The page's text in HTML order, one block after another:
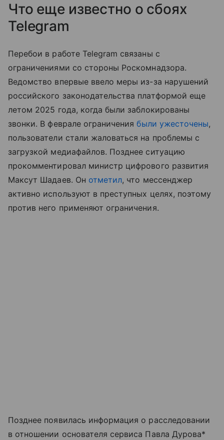
Что еще известно о сбоях
Telegram
Перебои в работе Telegram связаны с
ограничениями со стороны Роскомнадзора.
Ведомство впервые ввело меры из-за нарушений
российского законодательства платформой еще
летом 2025 года, когда были заблокированы
звонки. В феврале ограничениябыли ужесточены,
пользователи стали жаловаться на проблемы с
загрузкой медиафайлов. Позднее ситуацию
прокомментировал министр цифрового развития
Максут Шадаев. Он отметил, что мессенджер
активно используют в преступных целях, поэтому
против него применяют ограничения.
Позднее появилась информация о расследовании
в отношении основателя сервиса Павла Дурова*